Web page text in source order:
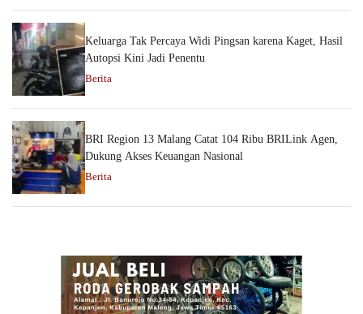
Keluarga Tak Percaya Widi Pingsan karena Kaget, Hasil
Autopsi Kini Jadi Penentu
Berita
BRI Region 13 Malang Catat 104 Ribu BRILink Agen,
Dukung Akses Keuangan Nasional
Berita